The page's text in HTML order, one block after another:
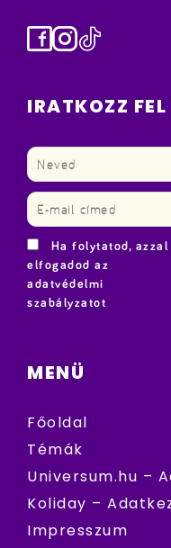
Facebook
Instagram
TikTok
IRATKOZZ
Ha folytatod, azzal
elfogadod az
adatvédelmi
szabályzatot
MENÜ
Főoldal
Témák
Universum.hu –
Koliday –
Impresszum